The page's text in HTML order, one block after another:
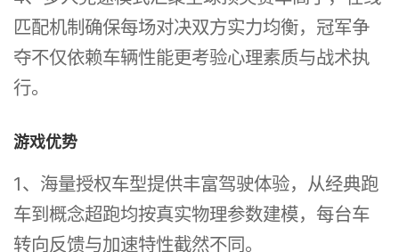
匹配机制确保每场对决双方实力均衡，冠军争
夺不仅依赖车辆性能更考验心理素质与战术执
行。
游戏优势
1、海量授权车型提供丰富驾驶体验，从经典跑
车到概念超跑均按真实物理参数建模，每台车
转向反馈与加速特性截然不同。